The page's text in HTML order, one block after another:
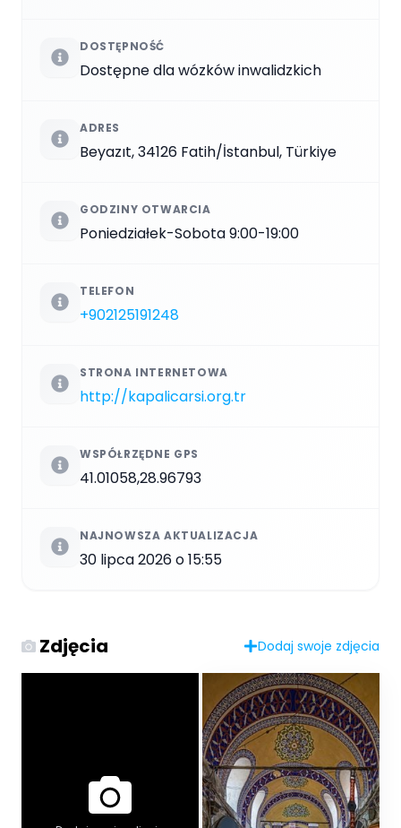
DOSTĘPNOŚĆ
Dostępne dla wózków inwalidzkich
ADRES
Beyazıt, 34126 Fatih/İstanbul, Türkiye
GODZINY OTWARCIA
Poniedziałek-Sobota 9:00-19:00
TELEFON
+902125191248
STRONA INTERNETOWA
http://kapalicarsi.org.tr
WSPÓŁRZĘDNE GPS
41.01058,28.96793
NAJNOWSZA AKTUALIZACJA
30 lipca 2026 o 15:55
Zdjęcia Dodaj swoje zdjęcia